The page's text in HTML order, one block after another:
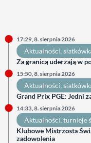
17:29, 8. sierpnia 2026
Aktualności,
Za granicą uderzają w
15:50, 8. sierpnia 2026
Aktualności,
Grand Prix PGE: Jedni
14:33, 8. sierpnia 2026
Aktualności, turnieje
Klubowe Mistrzosta
zadowolenia